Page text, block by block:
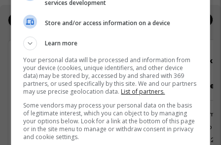
Jobs Real Estate
Viva Fresh Store
Department Menaxher/e
Menaxhment
Prishtinë
8 Mars 2026
Punëtor/e
Kosovo
6 Mars
services development
Store and/or access information on a device
Learn more
Your personal data will be processed and information from
your device (cookies, unique identifiers, and other device
data) may be stored by, accessed by and shared with 369
partners, or used specifically by this site. We and our partners
may use precise geolocation data. List of partners.
Some vendors may process your personal data on the basis
of legitimate interest, which you can object to by managing
your options below. Look for a link at the bottom of this page
or in the site menu to manage or withdraw consent in privacy
and cookie settings.